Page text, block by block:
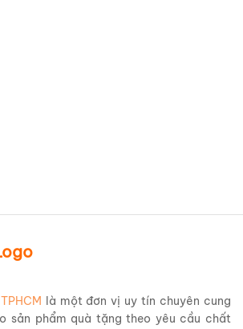
là một đơn vị uy tín chuyên cung
sản phẩm quà tặng theo yêu cầu chất